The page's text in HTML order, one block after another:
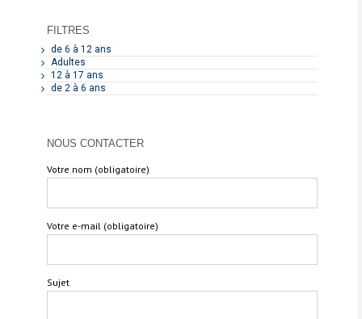
FILTRES
de 6 à 12 ans
Adultes
12 à 17 ans
de 2 à 6 ans
NOUS CONTACTER
Votre nom (obligatoire)
Votre e-mail (obligatoire)
Sujet